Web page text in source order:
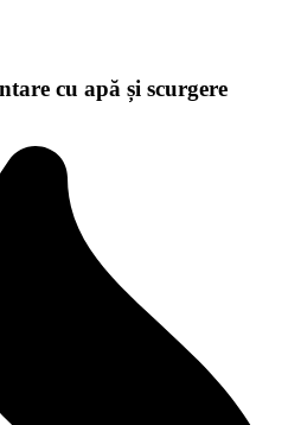
cu apă și scurgere